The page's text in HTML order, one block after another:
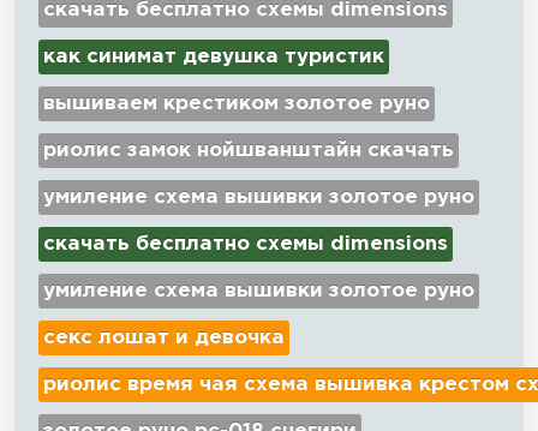
скачать бесплатно схемы dimensions
как синимат девушка туристик
вышиваем крестиком золотое руно
риолис замок нойшванштайн скачать
умиление схема вышивки золотое руно
скачать бесплатно схемы dimensions
умиление схема вышивки золотое руно
секс лошат и девочка
риолис время чая схема вышивка крестом